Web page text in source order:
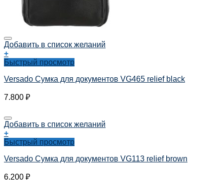
Добавить в список желаний
+
Быстрый просмотр
Versado Сумка для документов VG465 relief black
7.800 ₽
Добавить в список желаний
+
Быстрый просмотр
Versado Сумка для документов VG113 relief brown
6.200 ₽